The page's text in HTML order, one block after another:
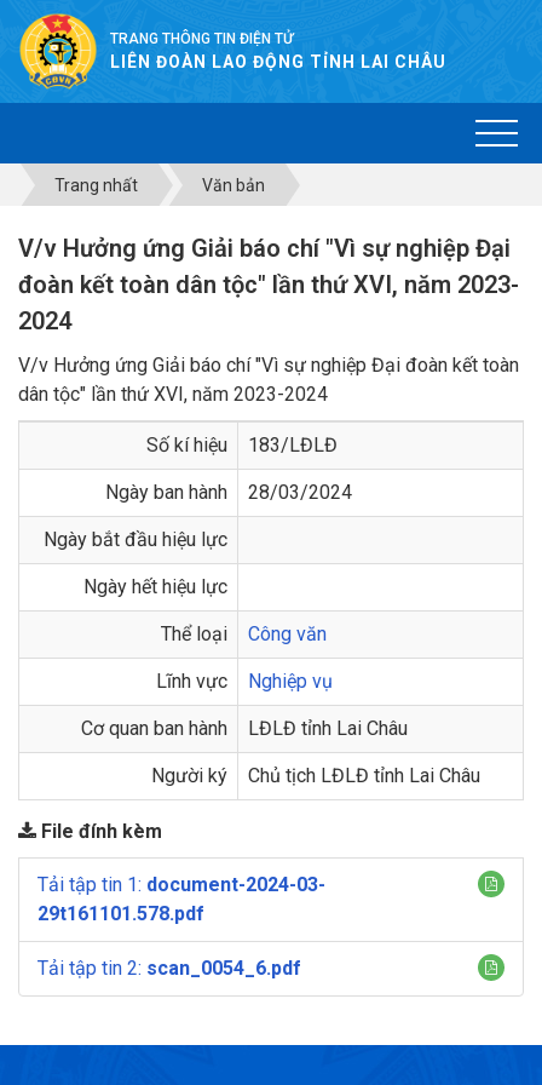
TRANG THÔNG TIN ĐIỆN TỬ
LIÊN ĐOÀN LAO ĐỘNG TỈNH LAI CHÂU
Trang nhất Văn bản
V/v Hưởng ứng Giải báo chí "Vì sự nghiệp Đại
đoàn kết toàn dân tộc" lần thứ XVI, năm 2023-
2024
V/v Hưởng ứng Giải báo chí "Vì sự nghiệp Đại đoàn kết toàn
dân tộc" lần thứ XVI, năm 2023-2024
Số kí hiệu 183/LĐLĐ
Ngày ban hành 28/03/2024
Ngày bắt đầu hiệu lực
Ngày hết hiệu lực
Thể loại Công văn
Lĩnh vực Nghiệp vụ
Cơ quan ban hành LĐLĐ tỉnh Lai Châu
Người ký Chủ tịch LĐLĐ tỉnh Lai Châu
File đính kèm
Tải tập tin 1: document-2024-03-
29t161101.578.pdf
Tải tập tin 2: scan_0054_6.pdf